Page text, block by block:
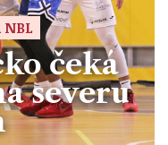
NBL
čeká
severu